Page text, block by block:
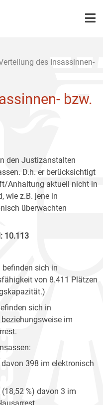
des Insassinnen-
bzw.
den Justizanstalten
D.h. er berücksichtigt
Anhaltung aktuell nicht in
wie z.B. jene in
überwachten
10.113
befinden sich in
von 8.411 Plätzen
sich in
im
davon 398 im elektronisch
(18,52 %) davon 3 im